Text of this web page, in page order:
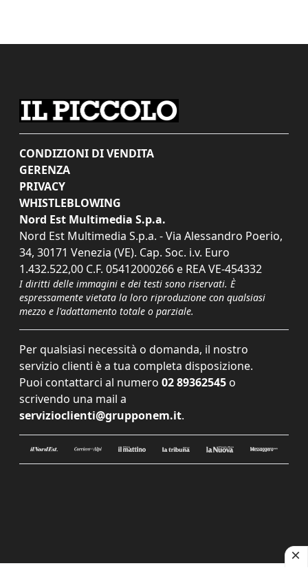
CONDIZIONI DI VENDITA
GERENZA
PRIVACY
WHISTLEBLOWING
Nord Est Multimedia S.p.a.
Nord Est Multimedia S.p.a. - Via Alessandro Poerio,
34, 30171 Venezia (VE). Cap. Soc. i.v. Euro
1.432.522,00 C.F. 05412000266 e REA VE-454332
I diritti delle immagini e dei testi sono riservati. È
espressamente vietata la loro riproduzione con qualsiasi
mezzo e l'adattamento totale o parziale.
Per qualsiasi necessità o domanda, il nostro
servizio clienti è a tua completa disposizione.
Puoi contattarci al numero 02 89362545 o
scrivendo una mail a
servizioclienti@grupponem.it.